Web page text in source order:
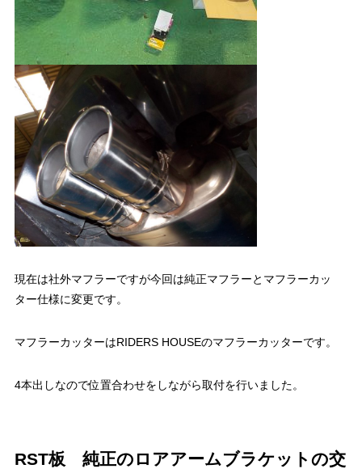
現在は社外マフラーですが今回は純正マフラーとマフラーカッ
ター仕様に変更です。
マフラーカッターはRIDERS HOUSEのマフラーカッターです。
4本出しなので位置合わせをしながら取付を行いました。
RST板 純正のロアアームブラケットの交